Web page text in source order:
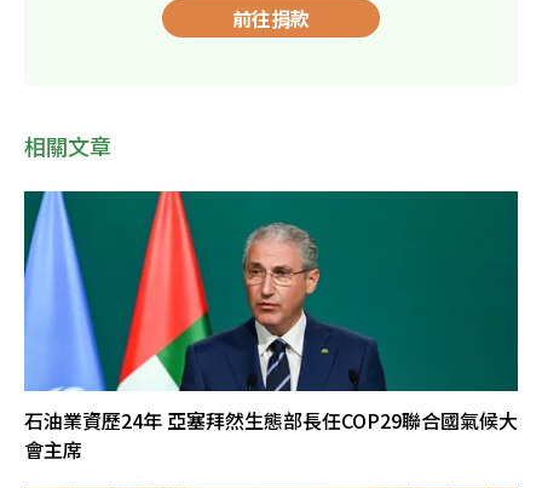
前往捐款
相關文章
石油業資歷24年 亞塞拜然生態部長任COP29聯合國氣候大
會主席